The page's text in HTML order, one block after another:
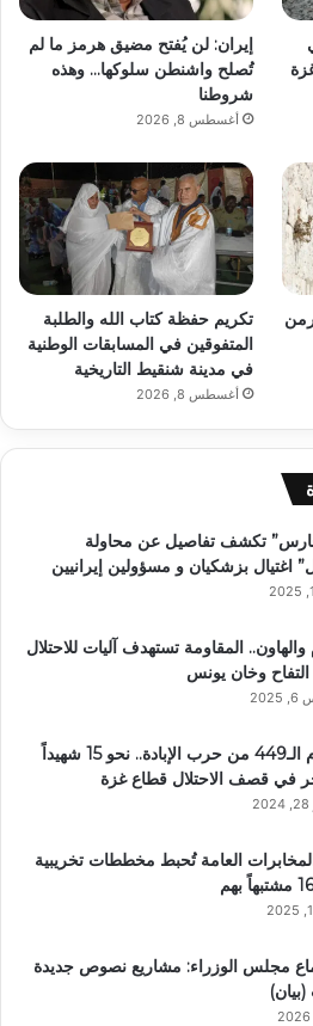
إيران: لن يُفتح مضيق هرمز ما لم
تُصلح واشنطن سلوكها… وهذه
شروطنا
أغسطس 8, 2026
تكريم حفظة كتاب الله والطلبة
المتفوقين في المسابقات الوطنية
في مدينة شنقيط التاريخية
أغسطس 8, 2026
تكشف تفاصيل عن محاولة
اغتيال بزشكيان و مسؤولين إيرانيين
والهاون.. المقاومة تستهدف آليات للاحتلال
وخان يونس
في اليوم الـ449 من حرب الإبادة.. نحو 15 شهيداً
في قصف الاحتلال قطاع غزة
العامة تُحبط مخططات تخريبية
مجلس الوزراء: مشاريع نصوص جديدة
(بيان)